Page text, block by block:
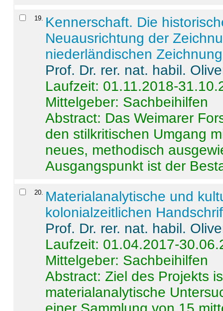
19
Kennerschaft. Die
Neuausrichtung der
niederländischen
Prof. Dr. rer. nat. habil.
Laufzeit: 01.11.2018-
Mittelgeber: Sachbeihilfen
Abstract: Das Weimarer
den stilkritischen Umgang
neues, methodisch
Ausgangspunkt ist der
20
Materialanalytische und
kolonialzeitlichen
Prof. Dr. rer. nat. habil.
Laufzeit: 01.04.2017-
Mittelgeber: Sachbeihilfen
Abstract:Ziel des Projekts
materialanalytische